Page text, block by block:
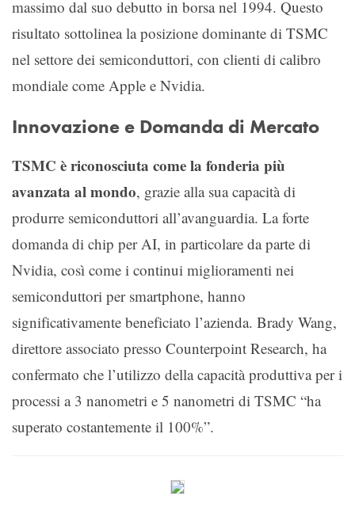
massimo dal suo debutto in borsa nel 1994. Questo
risultato sottolinea la posizione dominante di TSMC
nel settore dei semiconduttori, con clienti di calibro
mondiale come Apple e Nvidia.
Innovazione e Domanda di Mercato
TSMC è riconosciuta come la fonderia più
avanzata al mondo, grazie alla sua capacità di
produrre semiconduttori all’avanguardia. La forte
domanda di chip per AI, in particolare da parte di
Nvidia, così come i continui miglioramenti nei
semiconduttori per smartphone, hanno
significativamente beneficiato l’azienda. Brady Wang,
direttore associato presso Counterpoint Research, ha
confermato che l’utilizzo della capacità produttiva per i
processi a 3 nanometri e 5 nanometri di TSMC “ha
superato costantemente il 100%”.